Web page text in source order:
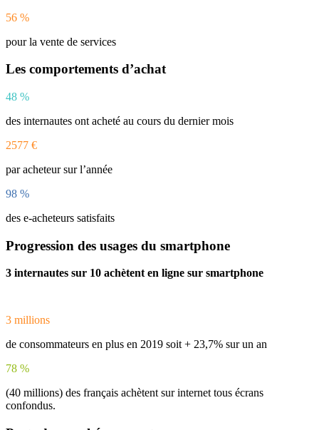
56 %
pour la vente de services
Les comportements d’achat
48 %
des internautes ont acheté au cours du dernier mois
2577 €
par acheteur sur l’année
98 %
des e-acheteurs satisfaits
Progression des usages du smartphone
3 internautes sur 10 achètent en ligne sur smartphone
3 millions
de consommateurs en plus en 2019 soit + 23,7% sur un an
78 %
(40 millions) des français achètent sur internet tous écrans
confondus.